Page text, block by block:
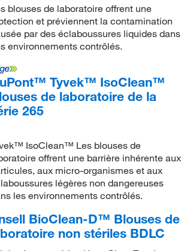
blouses de laboratoire offrent une
et préviennent la contamination
par des éclaboussures liquides dans
environnements contrôlés.
Tyvek™ IsoClean™
de laboratoire de la
265
IsoClean™ Les blouses de
offrent une barrière inhérente aux
aux micro-organismes et aux
légères non dangereuses
les environnements contrôlés.
BioClean-D™ Blouses de
non stériles BDLC